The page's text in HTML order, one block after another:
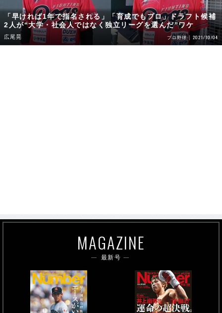
「早ければ1年で指名される」「育成でもプロ」ドラフト候補
2人が“大学・社会人ではなく独立リーグを選んだ”ワケ
広尾晃 プロ野球 2021/10/04
MAGAZINE
最新号